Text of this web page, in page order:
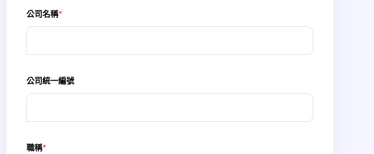
公司名稱*
公司統一編號
職稱*